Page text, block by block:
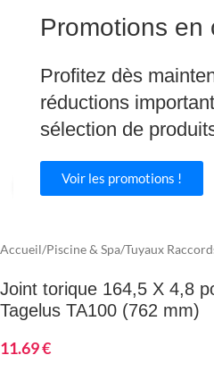
Promotions en
Profitez dès
réductions
sélection de
Voir les promotions !
Agrandir
Accueil/Piscine & Spa/Tuyaux
Joint torique 164,5 X 4,8
Tagelus TA100 (762 mm)
11.69€